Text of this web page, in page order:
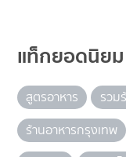
แท็กยอดนิยม
สูตรอาหาร รวม
ร้านอาหารกรุงเทพ